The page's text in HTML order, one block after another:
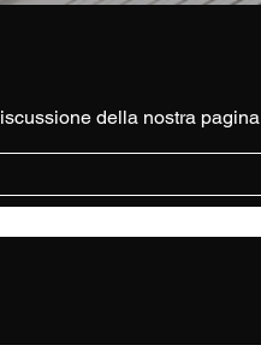
della nostra pagina